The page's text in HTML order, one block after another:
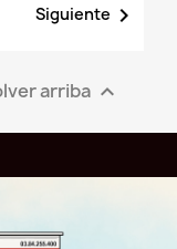
Siguiente 
arriba 